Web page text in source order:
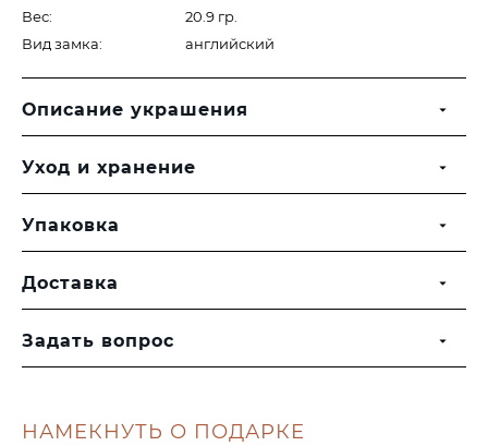
НАМЕКНУТЬ О ПОДАРКЕ
Вес:
20.9 гр.
Вид замка:
английский
Описание украшения
Уход и хранение
Упаковка
Доставка
Задать вопрос